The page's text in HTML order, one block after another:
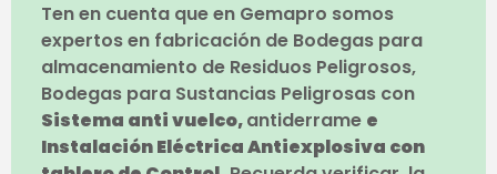
Ten en cuenta que en Gemapro somos
expertos en fabricación de Bodegas para
almacenamiento de Residuos Peligrosos,
Bodegas para Sustancias Peligrosas con
Sistema anti vuelco,antiderrame e
Instalación Eléctrica Antiexplosiva con